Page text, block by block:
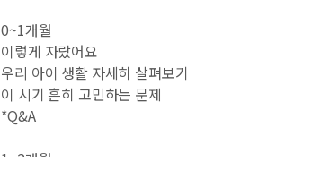
0~60개월까지 개월별로
부모가 꼭 알아야 할 핵심만 쏙쏙!
육아가 두려운 것은 육아 자체보다는 방대한 육아
0~1개월
이렇게 자랐어요
우리 아이 생활 자세히 살펴보기
이 시기 흔히 고민하는 문제
*Q&A
1~2개월